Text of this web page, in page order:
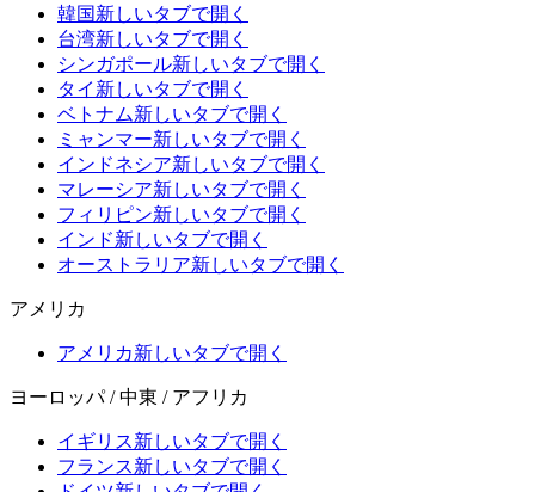
韓国新しいタブで開く
台湾新しいタブで開く
シンガポール新しいタブで開く
タイ 新しいタブで開く
ベトナム新しいタブで開く
ミャンマー新しいタブで開く
インドネシア新しいタブで開く
マレーシア新しいタブで開く
フィリピン新しいタブで開く
インド新しいタブで開く
オーストラリア新しいタブで開く
アメリカ
アメリカ新しいタブで開く
ヨーロッパ / 中東 / アフリカ
イギリス新しいタブで開く
フランス新しいタブで開く